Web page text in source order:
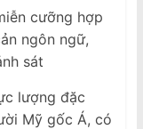
cưỡng hợp
ngôn ngữ,
sát
lượng đặc
Mỹ gốc Á, có